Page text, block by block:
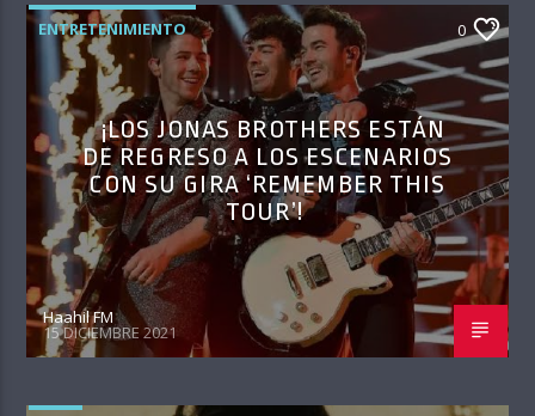
ENTRETENIMIENTO 0
¡LOS JONAS BROTHERS ESTÁN
DE REGRESO A LOS ESCENARIOS
CON SU GIRA ‘REMEMBER THIS
TOUR’!
Haahil FM
15 DICIEMBRE 2021